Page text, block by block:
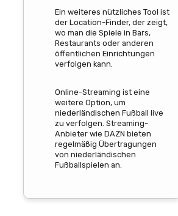
Ein weiteres nützliches Tool ist
der Location-Finder, der zeigt,
wo man die Spiele in Bars,
Restaurants oder anderen
öffentlichen Einrichtungen
verfolgen kann.
Online-Streaming ist eine
weitere Option, um
niederländischen Fußball live
zu verfolgen. Streaming-
Anbieter wie DAZN bieten
regelmäßig Übertragungen
von niederländischen
Fußballspielen an.